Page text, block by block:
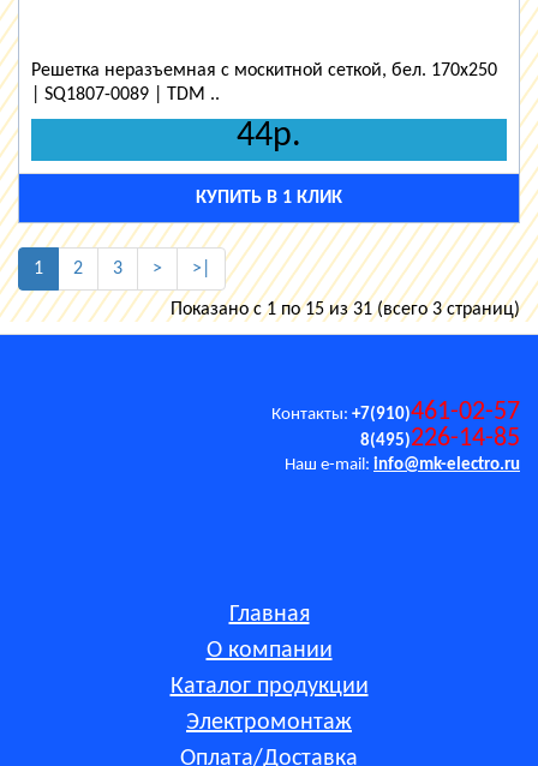
Решетка неразъемная с москитной сеткой, бел. 170х250
| SQ1807-0089 | TDM ..
44р.
КУПИТЬ В 1 КЛИК
1 2 3 > >|
Показано с 1 по 15 из 31 (всего 3 страниц)
Контакты: +7(910)461-02-57
8(495)226-14-85
Наш e-mail: info@mk-electro.ru
Главная
О компании
Каталог продукции
Электромонтаж
Оплата/Доставка